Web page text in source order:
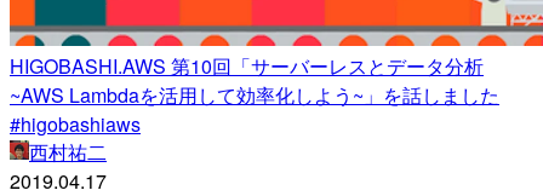
HIGOBASHI.AWS 第10回「サーバーレスとデータ分析
~AWS Lambdaを活用して効率化しよう~」を話しました
#higobashiaws
西村祐二
2019.04.17